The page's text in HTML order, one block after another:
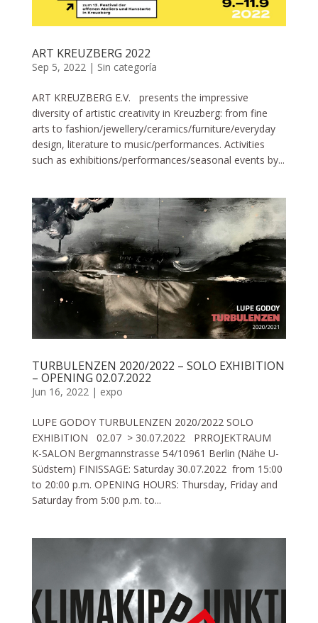
ART KREUZBERG 2022
Sep 5, 2022| Sin categoría
ART KREUZBERG E.V. presents the impressive
diversity of artistic creativity in Kreuzberg: from fine
arts to fashion/jewellery/ceramics/furniture/everyday
design, literature to music/performances. Activities
such as exhibitions/performances/seasonal events by...
TURBULENZEN 2020/2022 – SOLO EXHIBITION
– OPENING 02.07.2022
Jun 16, 2022| expo
LUPE GODOY TURBULENZEN 2020/2022 SOLO
EXHIBITION 02.07 > 30.07.2022 PRROJEKTRAUM
K-SALON Bergmannstrasse 54/10961 Berlin (Nähe U-
Südstern) FINISSAGE: Saturday 30.07.2022 from 15:00
to 20:00 p.m. OPENING HOURS: Thursday, Friday and
Saturday from 5:00 p.m. to...